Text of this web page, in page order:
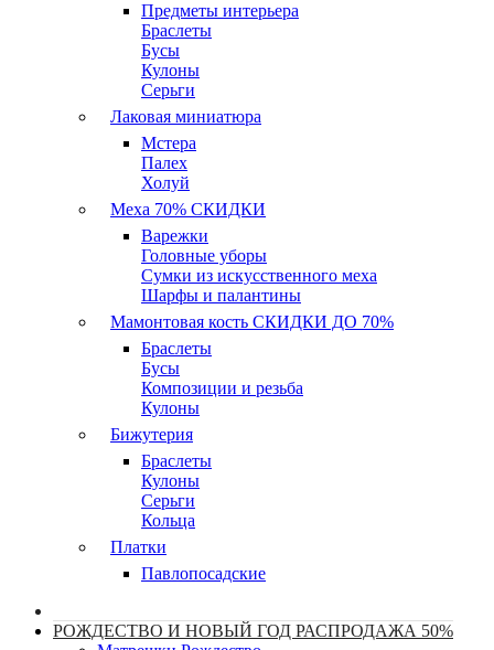
Предметы интерьера
Браслеты
Бусы
Кулоны
Серьги
Лаковая миниатюра
Мстера
Палех
Холуй
Меха 70% СКИДКИ
Варежки
Головные уборы
Сумки из искусственного меха
Шарфы и палантины
Мамонтовая кость СКИДКИ ДО 70%
Браслеты
Бусы
Композиции и резьба
Кулоны
Бижутерия
Браслеты
Кулоны
Серьги
Кольца
Платки
Павлопосадские
РОЖДЕСТВО И НОВЫЙ ГОД РАСПРОДАЖА 50%